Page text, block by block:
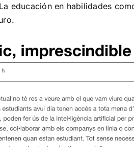
educación en habilidades